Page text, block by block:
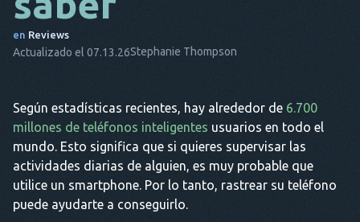
en Reviews
Actualizado el 07.13.26Stephanie Thompson
Según estadísticas recientes, hay alrededor de 6.700
millones de teléfonos inteligentes usuarios en todo el
mundo. Esto significa que si quieres supervisar las
actividades diarias de alguien, es muy probable que
utilice un smartphone. Por lo tanto, rastrear su teléfono
puede ayudarte a conseguirlo.